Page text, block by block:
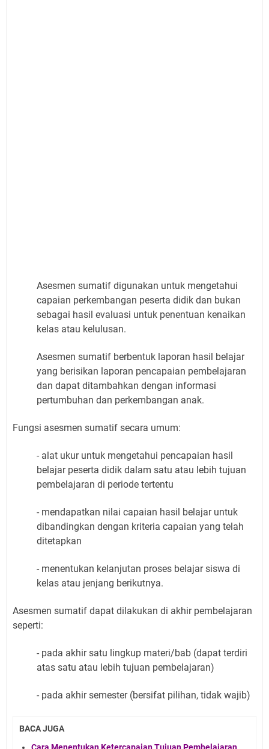
Asesmen sumatif digunakan untuk mengetahui
capaian perkembangan peserta didik dan bukan
sebagai hasil evaluasi untuk penentuan kenaikan
kelas atau kelulusan.
Asesmen sumatif berbentuk laporan hasil belajar
yang berisikan laporan pencapaian pembelajaran
dan dapat ditambahkan dengan informasi
pertumbuhan dan perkembangan anak.
Fungsi asesmen sumatif secara umum:
- alat ukur untuk mengetahui pencapaian hasil
belajar peserta didik dalam satu atau lebih tujuan
pembelajaran di periode tertentu
- mendapatkan nilai capaian hasil belajar untuk
dibandingkan dengan kriteria capaian yang telah
ditetapkan
- menentukan kelanjutan proses belajar siswa di
kelas atau jenjang berikutnya.
Asesmen sumatif dapat dilakukan di akhir pembelajaran
seperti:
- pada akhir satu lingkup materi/bab (dapat terdiri
atas satu atau lebih tujuan pembelajaran)
- pada akhir semester (bersifat pilihan, tidak wajib)
BACA JUGA
Cara Menentukan Ketercapaian Tujuan Pembelajaran